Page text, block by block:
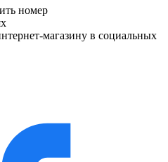
номер
магазину в социальных